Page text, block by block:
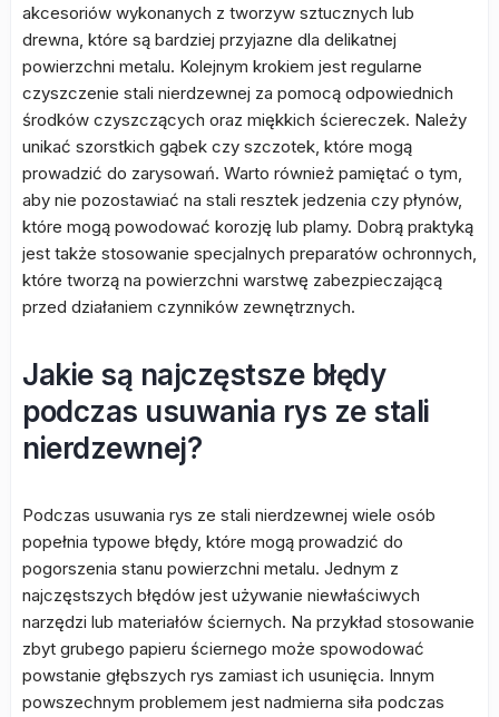
akcesoriów wykonanych z tworzyw sztucznych lub
drewna, które są bardziej przyjazne dla delikatnej
powierzchni metalu. Kolejnym krokiem jest regularne
czyszczenie stali nierdzewnej za pomocą odpowiednich
środków czyszczących oraz miękkich ściereczek. Należy
unikać szorstkich gąbek czy szczotek, które mogą
prowadzić do zarysowań. Warto również pamiętać o tym,
aby nie pozostawiać na stali resztek jedzenia czy płynów,
które mogą powodować korozję lub plamy. Dobrą praktyką
jest także stosowanie specjalnych preparatów ochronnych,
które tworzą na powierzchni warstwę zabezpieczającą
przed działaniem czynników zewnętrznych.
Jakie są najczęstsze błędy
podczas usuwania rys ze stali
nierdzewnej?
Podczas usuwania rys ze stali nierdzewnej wiele osób
popełnia typowe błędy, które mogą prowadzić do
pogorszenia stanu powierzchni metalu. Jednym z
najczęstszych błędów jest używanie niewłaściwych
narzędzi lub materiałów ściernych. Na przykład stosowanie
zbyt grubego papieru ściernego może spowodować
powstanie głębszych rys zamiast ich usunięcia. Innym
powszechnym problemem jest nadmierna siła podczas